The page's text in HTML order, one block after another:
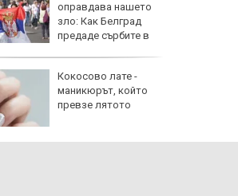
оправдава нашето
зло: Как Белград
предаде сърбите в
Кокосово лате -
маникюрът, който
превзе лятото